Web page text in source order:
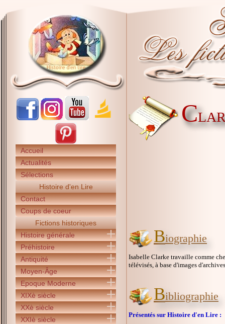
Accueil
Actualités
Sélections
Histoire d'en Lire
Contact
Coups de coeur
Fictions historiques
Histoire générale
Préhistoire
Antiquité
Moyen-Âge
Epoque Moderne
XIXè siècle
XXè siècle
XXIè siècle
C
Biographie
Isabelle Clarke travaille comme
télévisés, à base d'images
Bibliographie
Présentés sur Histoire d'en Lire :